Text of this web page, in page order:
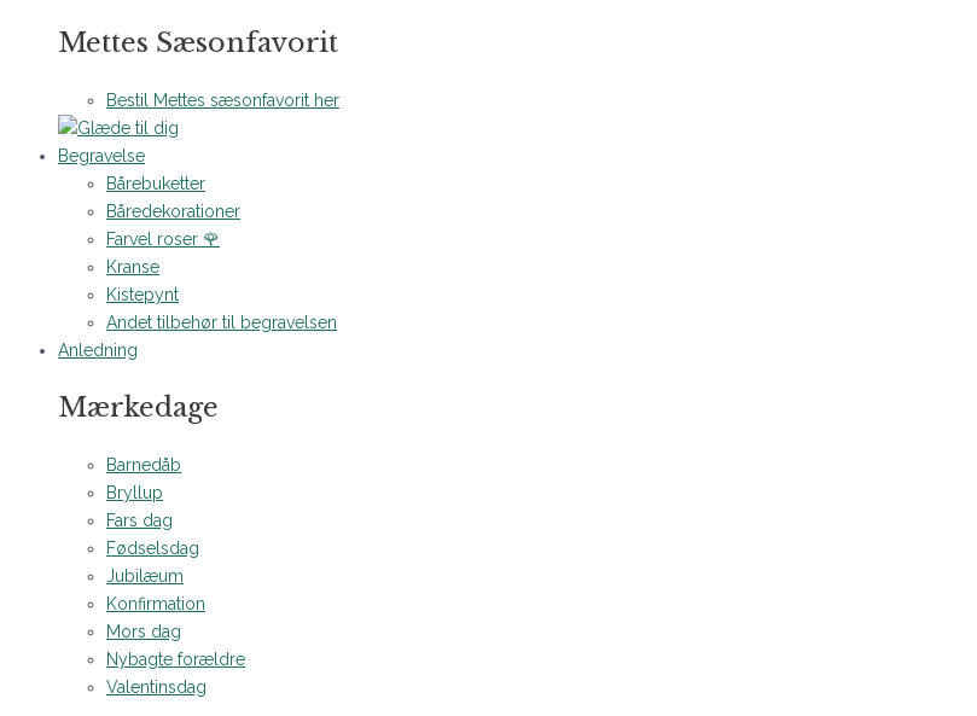
Mettes Sæsonfavorit
Bestil Mettes sæsonfavorit her
Begravelse
Bårebuketter
Båredekorationer
Farvel roser 🌹
Kranse
Kistepynt
Andet tilbehør til begravelsen
Anledning
Mærkedage
Barnedåb
Bryllup
Fars dag
Fødselsdag
Jubilæum
Konfirmation
Mors dag
Nybagte forældre
Valentinsdag